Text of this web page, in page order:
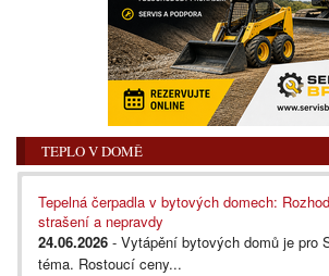
TEPLO V DOMĚ
Tepelná čerpadla v bytových domech:
strašení a nepravdy
24.06.2026 - Vytápění bytových domů je pro
téma. Rostoucí ceny...